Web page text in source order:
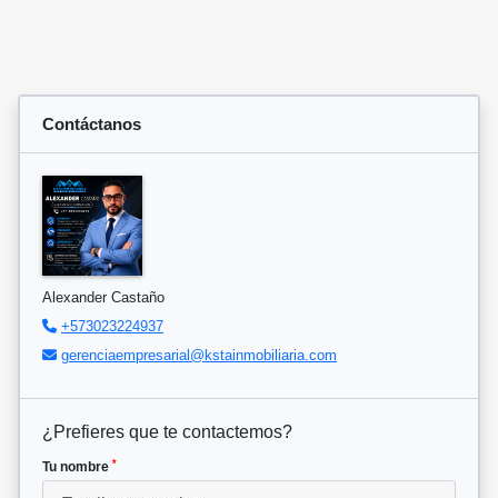
Contáctanos
Alexander Castaño
+573023224937
gerenciaempresarial@kstainmobiliaria.com
¿Prefieres que te contactemos?
Tu nombre *